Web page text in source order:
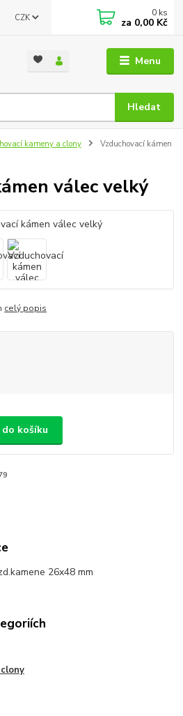
Menu
CZK
Hledat
0 ks
za 0,00 Kč
kameny a clony
Vzduchovací kámen
válec velký
celý popis
košíku
26x48 mm